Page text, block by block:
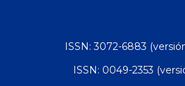
ISSN: 3072-6883
ISSN: 0049-2353